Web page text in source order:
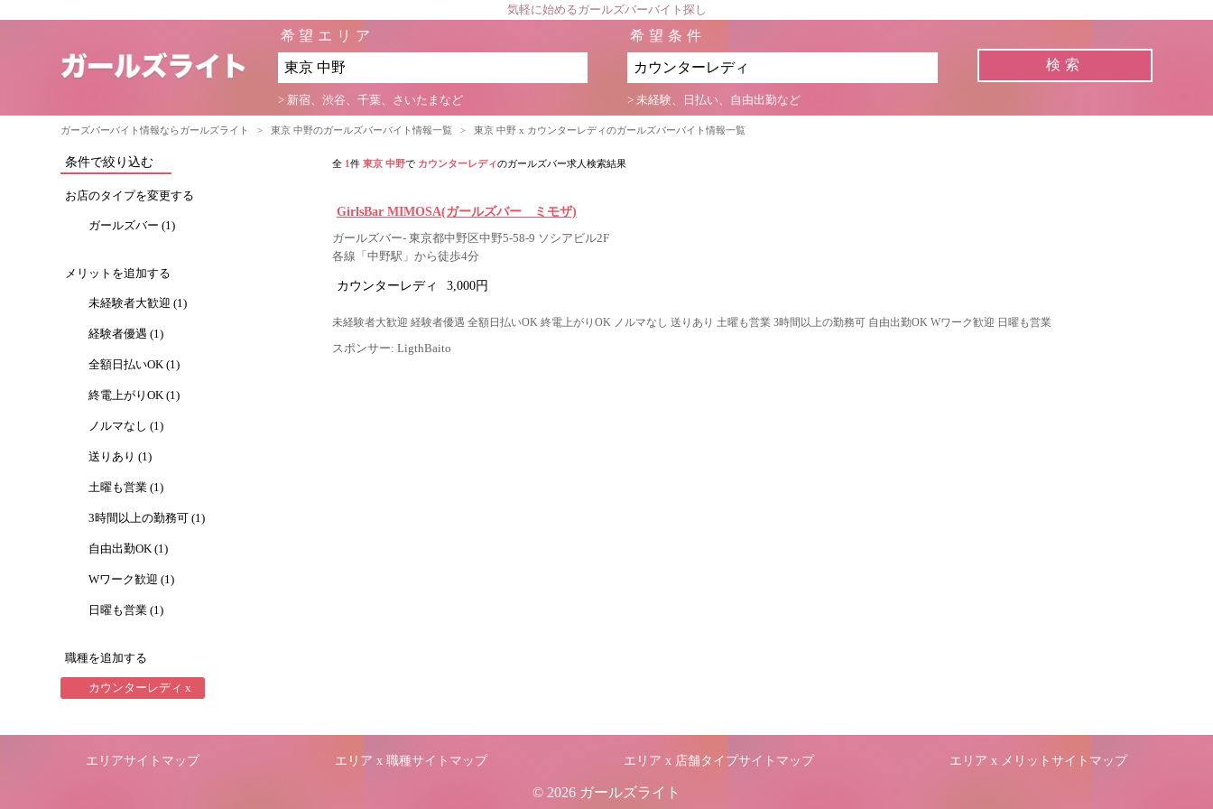
気軽に始めるガールズバーバイト探し
希望エリア
> 新宿、渋谷、千葉、さいたまなど
希望条件
> 未経験、日払い、自由出勤など
ガーズバーバイト情報ならガールズライト > 東京 中野のガールズバーバイト情報一覧 > 東京 中野 x カウンターレディのガールズバーバイト情報一覧
条件で絞り込む
お店のタイプを変更する
ガールズバー (1)
メリットを追加する
未経験者大歓迎 (1)
経験者優遇 (1)
全額日払いOK (1)
終電上がりOK (1)
ノルマなし (1)
送りあり (1)
土曜も営業 (1)
3時間以上の勤務可 (1)
自由出勤OK (1)
Wワーク歓迎 (1)
日曜も営業 (1)
職種を追加する
カウンターレディ x
全 1件 東京 中野で カウンターレディのガールズバー求人検索結果
GirlsBar MIMOSA(ガールズバー ミモザ)
ガールズバー- 東京都中野区中野5-58-9 ソシアビル2F
各線「中野駅」から徒歩4分
カウンターレディ 3,000円
未経験者大歓迎 経験者優遇 全額日払いOK 終電上がりOK ノルマなし 送りあり 土曜も営業 3時間以上の勤務可 自由出勤OK Wワーク歓迎 日曜も営業
スポンサー: LigthBaito
エリアサイトマップ エリア x 職種サイトマップ エリア x 店舗タイプサイトマップ エリア x メリットサイトマップ
© 2026 ガールズライト